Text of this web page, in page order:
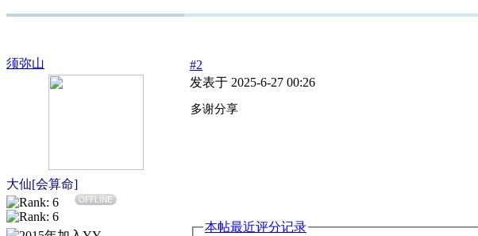
须弥山
大仙[会算命]
OFFLINE
#2
发表于 2025-6-27 00:26
多谢分享
本帖最近评分记录